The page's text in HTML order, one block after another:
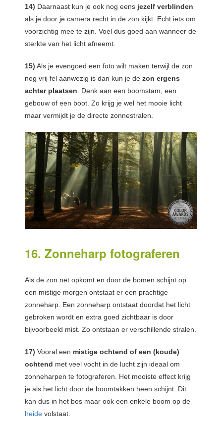
14) Daarnaast kun je ook nog eens jezelf verblinden
als je door je camera recht in de zon kijkt. Echt iets om
voorzichtig mee te zijn. Voel dus goed aan wanneer de
sterkte van het licht afneemt.
15) Als je evengoed een foto wilt maken terwijl de zon
nog vrij fel aanwezig is dan kun je de zon ergens
achter plaatsen . Denk aan een boomstam, een
gebouw of een boot. Zo krijg je wel het mooie licht
maar vermijdt je de directe zonnestralen.
16. Zonneharp fotograferen
Als de zon net opkomt en door de bomen schijnt op
een mistige morgen ontstaat er een prachtige
zonneharp. Een zonneharp ontstaat doordat het licht
gebroken wordt en extra goed zichtbaar is door
bijvoorbeeld mist. Zo ontstaan er verschillende stralen.
17) Vooral een mistige ochtend of een (koude)
ochtend met veel vocht in de lucht zijn ideaal om
zonneharpen te fotograferen. Het mooiste effect krijg
je als het licht door de boomtakken heen schijnt. Dit
kan dus in het bos maar ook een enkele boom op de
heide volstaat.